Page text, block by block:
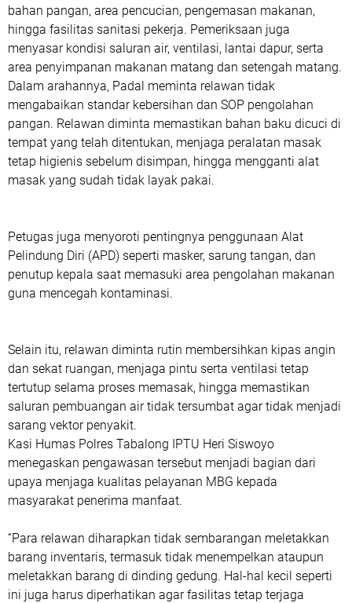
bahan pangan, area pencucian, pengemasan makanan,
hingga fasilitas sanitasi pekerja. Pemeriksaan juga
menyasar kondisi saluran air, ventilasi, lantai dapur, serta
area penyimpanan makanan matang dan setengah matang.
Dalam arahannya, Padal meminta relawan tidak
mengabaikan standar kebersihan dan SOP pengolahan
pangan. Relawan diminta memastikan bahan baku dicuci di
tempat yang telah ditentukan, menjaga peralatan masak
tetap higienis sebelum disimpan, hingga mengganti alat
masak yang sudah tidak layak pakai.
Petugas juga menyoroti pentingnya penggunaan Alat
Pelindung Diri (APD) seperti masker, sarung tangan, dan
penutup kepala saat memasuki area pengolahan makanan
guna mencegah kontaminasi.
Selain itu, relawan diminta rutin membersihkan kipas angin
dan sekat ruangan, menjaga pintu serta ventilasi tetap
tertutup selama proses memasak, hingga memastikan
saluran pembuangan air tidak tersumbat agar tidak menjadi
sarang vektor penyakit.
Kasi Humas Polres Tabalong IPTU Heri Siswoyo
menegaskan pengawasan tersebut menjadi bagian dari
upaya menjaga kualitas pelayanan MBG kepada
masyarakat penerima manfaat.
“Para relawan diharapkan tidak sembarangan meletakkan
barang inventaris, termasuk tidak menempelkan ataupun
meletakkan barang di dinding gedung. Hal-hal kecil seperti
ini juga harus diperhatikan agar fasilitas tetap terjaga